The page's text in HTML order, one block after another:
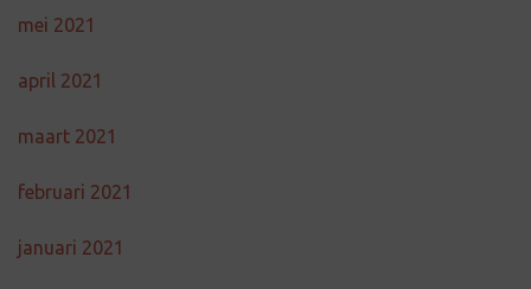
mei 2021
april 2021
maart 2021
februari 2021
januari 2021